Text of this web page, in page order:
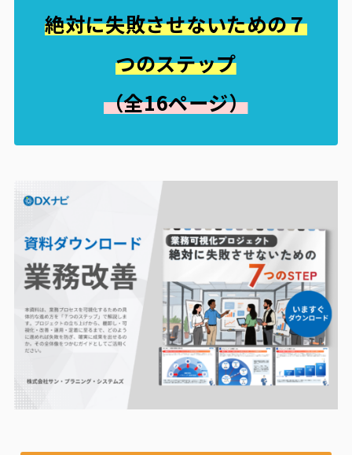
絶対に失敗させないための７
つのステップ
（全16ページ）